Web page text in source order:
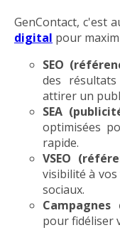
GenContact, c'est
digital pour
SEO
des
attirer un
SEA
optimisées
rapide.
VSEO
visibilité à
sociaux.
pour fidéliser